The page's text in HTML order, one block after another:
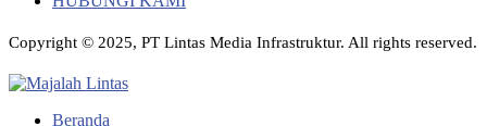
Copyright © 2025, PT Lintas Media Infrastruktur. All rights reserved.
Beranda